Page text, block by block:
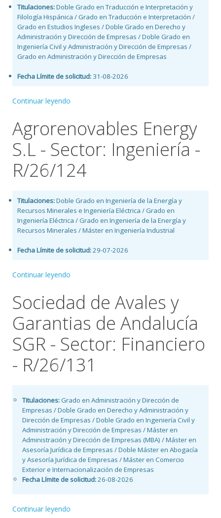
Titulaciones:Doble Grado en Traducción e Interpretación y
Filología Hispánica / Grado en Traducción e Interpretación /
Grado en Estudios Ingleses / Doble Grado en Derecho y
Administración y Dirección de Empresas / Doble Grado en
Ingeniería Civil y Administración y Dirección de Empresas /
Grado en Administración y Dirección de Empresas
Fecha Límite de solicitud: 31-08-2026
Continuar leyendo
Agrorenovables Energy
S.L - Sector: Ingeniería -
R/26/124
Titulaciones:Doble Grado en Ingeniería de la Energía y
Recursos Minerales e Ingeniería Eléctrica / Grado en
Ingeniería Eléctrica / Grado en Ingeniería de la Energía y
Recursos Minerales / Máster en Ingeniería Industrial
Fecha Límite de solicitud:29-07-2026
Continuar leyendo
Sociedad de Avales y
Garantias de Andalucía
SGR - Sector: Financiero
- R/26/131
Titulaciones:Grado en Administración y Dirección de
Empresas / Doble Grado en Derecho y Administración y
Dirección de Empresas / Doble Grado en Ingeniería Civil y
Administración y Dirección de Empresas / Máster en
Administración y Dirección de Empresas (MBA) / Máster en
Asesoría Jurídica de Empresas / Doble Máster en Abogacía
y Asesoría Jurídica de Empresas / Máster en Comercio
Exterior e Internacionalización de Empresas
Fecha Límite de solicitud:26-08-2026
Continuar leyendo